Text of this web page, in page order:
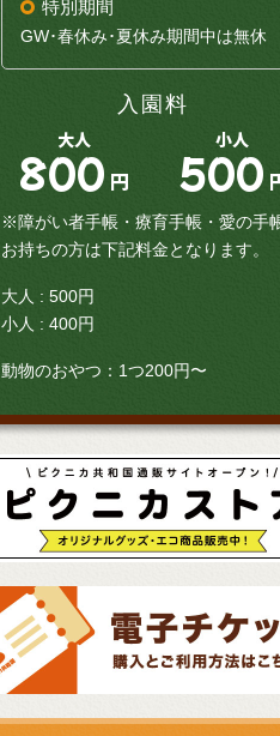
特別期間
GW･春休み･夏休み期間中は無休
入園料
大人
800 円
小人
500
※障がい者手帳・療育手帳・愛の手
お持ちの方は下記料金となります。
大人 : 500円
小人 : 400円
動物のおやつ：1つ200円〜